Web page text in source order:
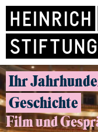
Ihr
Geschichte
Film und